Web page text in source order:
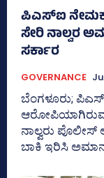
ಪಿಎಸ್‌ಐ ನೇಮಕ
ಸೇರಿ ನಾಲ್ವರ
ಸರ್ಕಾರ
GOVERNANCE
ಬೆಂಗಳೂರು;
ಆರೋಪಿಯಾಗಿರುವ
ನಾಲ್ವರು
ಬಾಕಿ ಇರಿಸಿ